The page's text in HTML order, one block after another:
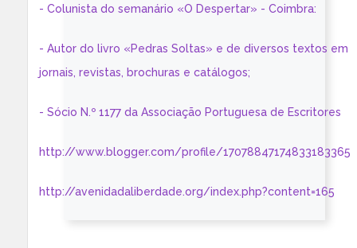
- Colunista do semanário «O Despertar» - Coimbra:
- Autor do livro «Pedras Soltas» e de diversos textos em
jornais, revistas, brochuras e catálogos;
- Sócio N.º 1177 da Associação Portuguesa de Escritores
http://www.blogger.com/profile/17078847174833183365
http://avenidadaliberdade.org/index.php?content=165